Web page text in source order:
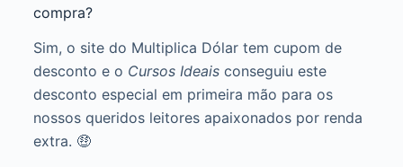
compra?
Sim, o site do Multiplica Dólar tem cupom de
desconto e o Cursos Ideaisconseguiu este
desconto especial em primeira mão para os
nossos queridos leitores apaixonados por renda
extra. 🤑